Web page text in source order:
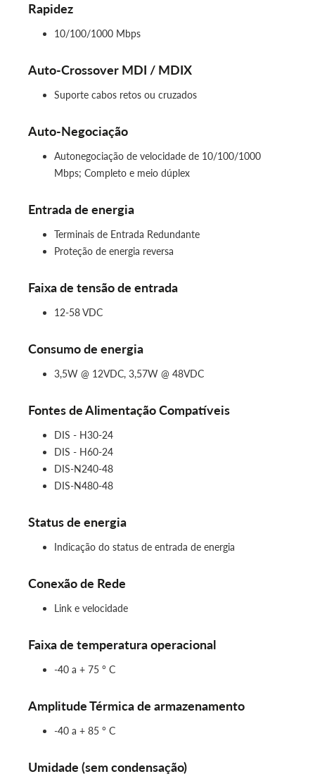
Rapidez
10/100/1000 Mbps
Auto-Crossover MDI / MDIX
Suporte cabos retos ou cruzados
Auto-Negociação
Autonegociação de velocidade de 10/100/1000
Mbps; Completo e meio dúplex
Entrada de energia
Terminais de Entrada Redundante
Proteção de energia reversa
Faixa de tensão de entrada
12‑58 VDC
Consumo de energia
3,5W @ 12VDC, 3,57W @ 48VDC
Fontes de Alimentação Compatíveis
DIS ‑ H30‑24
DIS ‑ H60‑24
DIS-N240‑48
DIS-N480‑48
Status de energia
Indicação do status de entrada de energia
Conexão de Rede
Link e velocidade
Faixa de temperatura operacional
-40 a + 75 ° C
Amplitude Térmica de armazenamento
-40 a + 85 ° C
Umidade (sem condensação)